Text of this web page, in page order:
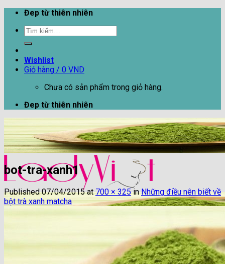
Skip
content
Đep từ thiên nhiên
Tìm
kiếm:
Wishlist
Giỏ hàng / 0 VND
Chưa có sản phẩm trong giỏ hàng.
Đep từ thiên nhiên
bot-tra-xanh1
Published07/04/2015at700 × 325inNhững điều nên biết về
bột trà xanh matcha